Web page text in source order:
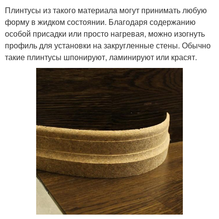
Плинтусы из такого материала могут принимать любую
форму в жидком состоянии. Благодаря содержанию
особой присадки или просто нагревая, можно изогнуть
профиль для установки на закругленные стены. Обычно
такие плинтусы шпонируют, ламинируют или красят.